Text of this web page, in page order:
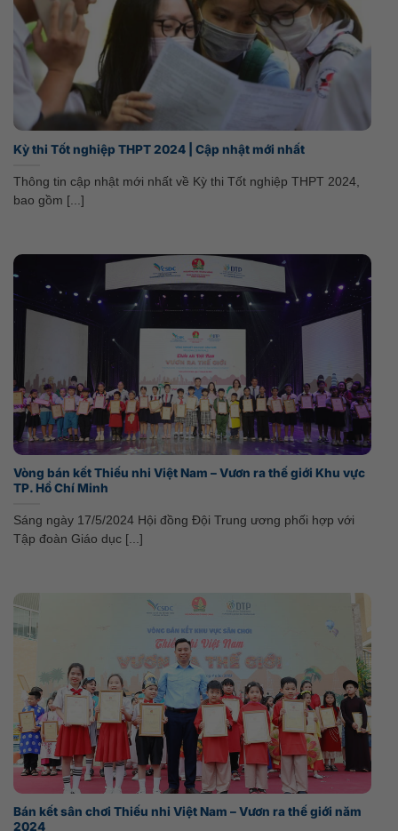
Kỳ thi Tốt nghiệp THPT 2024 | Cập nhật mới nhất
Thông tin cập nhật mới nhất về Kỳ thi Tốt nghiệp THPT 2024,
bao gồm [...]
Vòng bán kết Thiếu nhi Việt Nam – Vươn ra thế giới Khu vực
TP. Hồ Chí Minh
Sáng ngày 17/5/2024 Hội đồng Đội Trung ương phối hợp với
Tập đoàn Giáo dục [...]
Bán kết sân chơi Thiếu nhi Việt Nam – Vươn ra thế giới năm
2024